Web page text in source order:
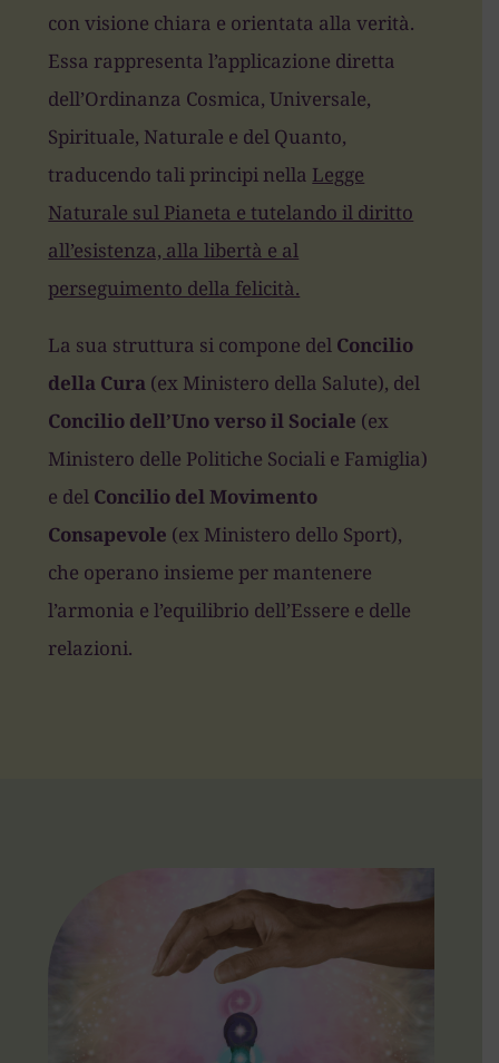
con visione chiara e orientata alla verità.
Essa rappresenta l’applicazione diretta
dell’Ordinanza Cosmica, Universale,
Spirituale, Naturale e del Quanto,
traducendo tali principi nella Legge
Naturale sul Pianeta e tutelando il diritto
all’esistenza, alla libertà e al
perseguimento della felicità.
La sua struttura si compone del Concilio
della Cura (ex Ministero della Salute), del
Concilio dell’Uno verso il Sociale (ex
Ministero delle Politiche Sociali e Famiglia)
e del Concilio del Movimento
Consapevole (ex Ministero dello Sport),
che operano insieme per mantenere
l’armonia e l’equilibrio dell’Essere e delle
relazioni.